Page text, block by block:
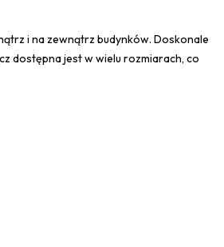
i na zewnątrz budynków. Doskonale
dostępna jest w wielu rozmiarach, co